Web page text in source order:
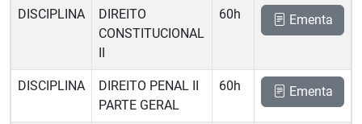
DISCIPLINA
DIREITO
CONSTITUCIONAL
II
60h Ementa
DISCIPLINA
DIREITO PENAL II 
PARTE GERAL
60h Ementa